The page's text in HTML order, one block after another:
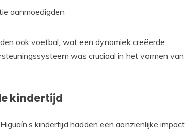
aanmoedigden
ook voetbal, wat een dynamiek creëerde
was cruciaal in het vormen van
kindertijd
kindertijd hadden een aanzienlijke impact